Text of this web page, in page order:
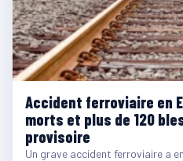
Accident ferroviaire en
morts et plus de 120
provisoire
Un grave accident ferroviaire a